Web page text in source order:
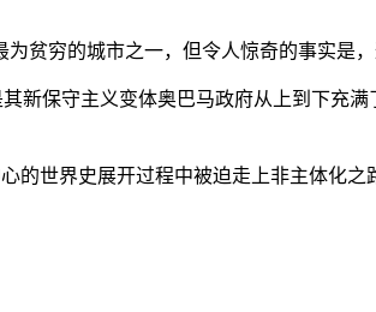
贫穷的城市之一，但令人惊奇的事实是
新保守主义变体奥巴马政府从上到下充
的世界史展开过程中被迫走上非主体化